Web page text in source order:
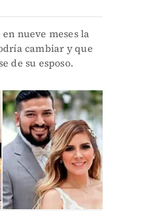
nueve meses la
cambiar y que
de su esposo.